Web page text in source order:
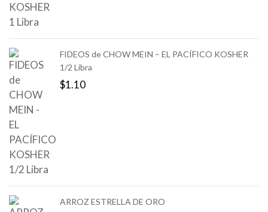
FIDEOS de CHOW MEIN – EL PACÍFICO KOSHER
1/2 Libra
$1.10
ARROZ ESTRELLA DE ORO